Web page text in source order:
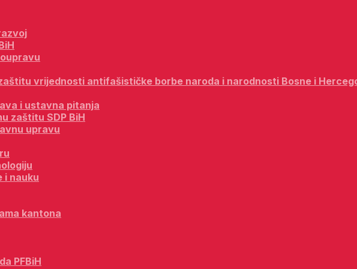
vrijednosti antifašističke borbe naroda i narodnosti Bosne i
i ustavna pitanja
zaštitu SDP BiH
upravu
i nauku
kantona
PFBiH